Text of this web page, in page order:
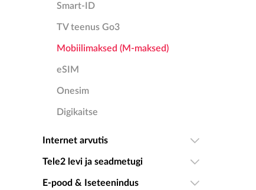
Smart-ID
TV teenus Go3
Mobiilimaksed (M-maksed)
eSIM
Onesim
Digikaitse
Internet arvutis
Tele2 levi ja seadmetugi
E-pood & Iseteenindus